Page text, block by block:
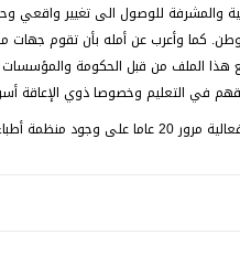
والمشرفة للوصول الى تغيير
كما وأعرب عن أمله بأن تقوم جهات
الملف من قبل الحكومة
في التعليم وخصوصا ذوي الإعاقة
في مدينة الخليل.